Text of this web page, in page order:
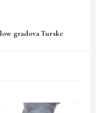
gradova Turske